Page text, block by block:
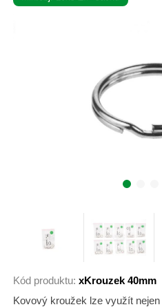
Kód produktu: xKrouzek 40mm
Kovový kroužek lze využít